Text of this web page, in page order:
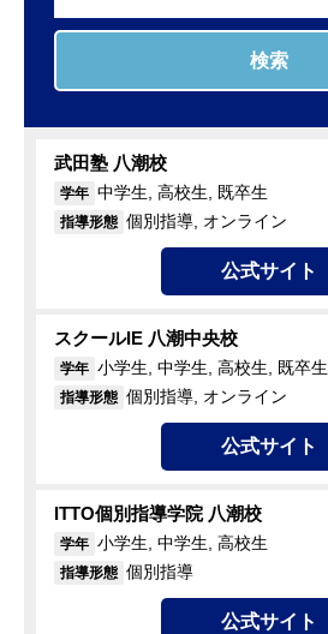
検索
武田塾 八潮校
学年 中学生, 高校生, 既卒生
指導形態 個別指導, オンライン
公式サイト
スクールIE 八潮中央校
学年 小学生, 中学生, 高校生, 既卒生
指導形態 個別指導, オンライン
公式サイト
ITTO個別指導学院 八潮校
学年 小学生, 中学生, 高校生
指導形態 個別指導
公式サイト